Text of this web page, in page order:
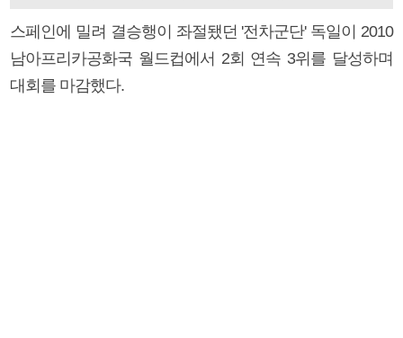
스페인에 밀려 결승행이 좌절됐던 '전차군단' 독일이 2010
남아프리카공화국 월드컵에서 2회 연속 3위를 달성하며
대회를 마감했다.